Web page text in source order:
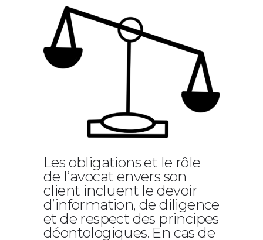
Les obligations et le rôle
de l’avocat envers son
client incluent le devoir
d’information, de diligence
et de respect des principes
déontologiques. En cas de